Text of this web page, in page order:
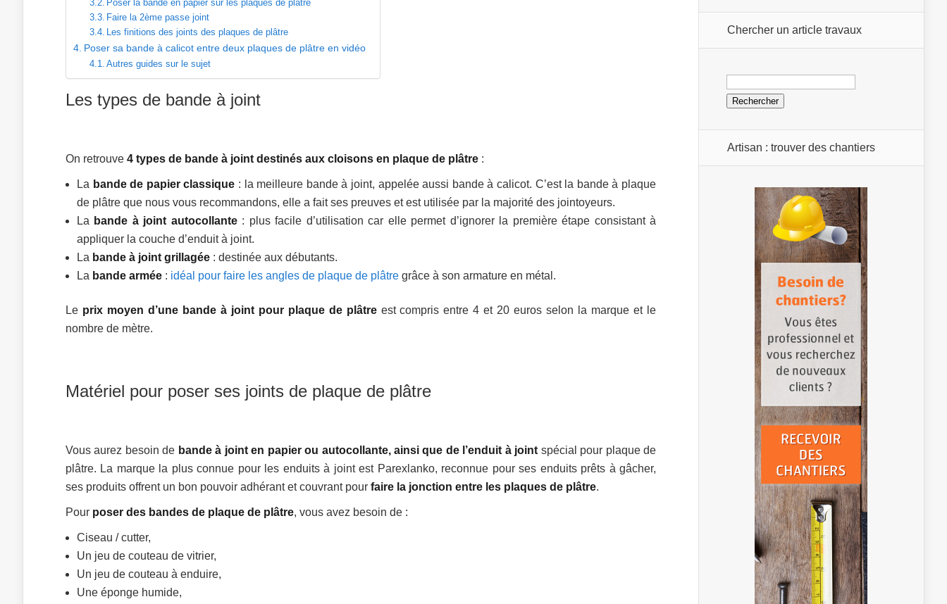
Poser la bande en papier sur les plaques de plâtre
Faire la 2ème passe joint
Les finitions des joints des plaques de plâtre
Poser sa bande à calicot entre deux plaques de plâtre en vidéo
Autres guides sur le sujet
Les types de bande à joint
On retrouve 4 types de bande à joint destinés aux cloisons en plaque de plâtre :
La bande de papier classique : la meilleure bande à joint, appelée aussi bande à calicot. C’est la bande à plaque
de plâtre que nous vous recommandons, elle a fait ses preuves et est utilisée par la majorité des jointoyeurs.
La bande à joint autocollante: plus facile d’utilisation car elle permet d’ignorer la première étape consistant à
appliquer la couche d’enduit à joint.
La bande à joint grillagée : destinée aux débutants.
La bande armée : idéal pour faire les angles de plaque de plâtre grâce à son armature en métal.
Le prix moyen d’une bande à joint pour plaque de plâtreest compris entre 4 et 20 euros selon la marque et le
nombre de mètre.
Matériel pour poser ses joints de plaque de plâtre
Vous aurez besoin de bande à joint en papier ou autocollante, ainsi que de l’enduit à joint spécial pour plaque de
plâtre. La marque la plus connue pour les enduits à joint est Parexlanko, reconnue pour ses enduits prêts à gâcher,
ses produits offrent un bon pouvoir adhérant et couvrant pour faire la jonction entre les plaques de plâtre.
Pour poser des bandes de plaque de plâtre, vous avez besoin de :
Ciseau / cutter,
Un jeu de couteau de vitrier,
Un jeu de couteau à enduire,
Une éponge humide,
Chercher un article travaux
Rechercher :
Artisan : trouver des chantiers